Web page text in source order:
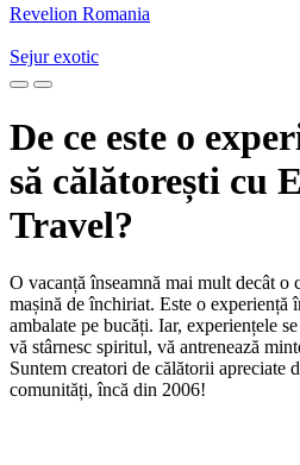
Revelion Romania
Sejur exotic
De ce este o
să călătorești cu
Travel?
O vacanță înseamnă mai mult decât o
mașină de închiriat. Este o experiență
ambalate pe bucăți. Iar, experiențele
vă stârnesc spiritul, vă antrenează
Suntem creatori de călătorii apreciate
comunități, încă din 2006!